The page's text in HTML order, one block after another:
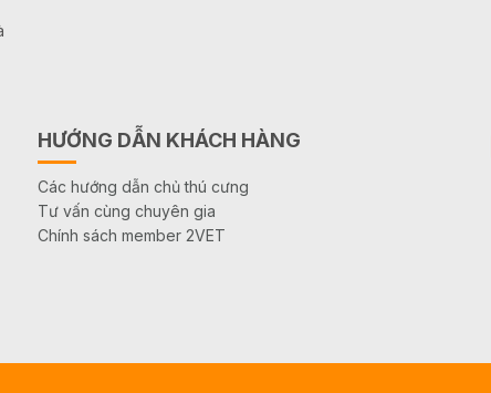
HƯỚNG DẪN KHÁCH HÀNG
Các hướng dẫn chủ thú cưng
Tư vấn cùng chuyên gia
Chính sách member 2VET